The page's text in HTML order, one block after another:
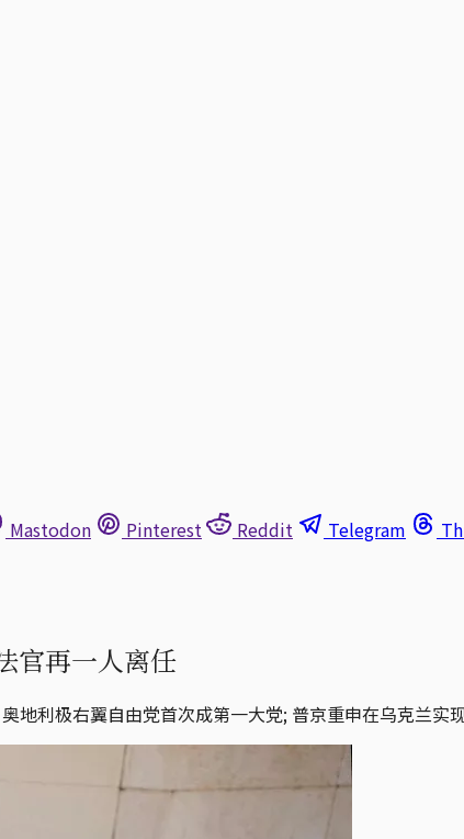
Mastodon Pinterest Reddit Telegram
官再一人离任
利极右翼自由党首次成第一大党; 普京重申在乌克兰实